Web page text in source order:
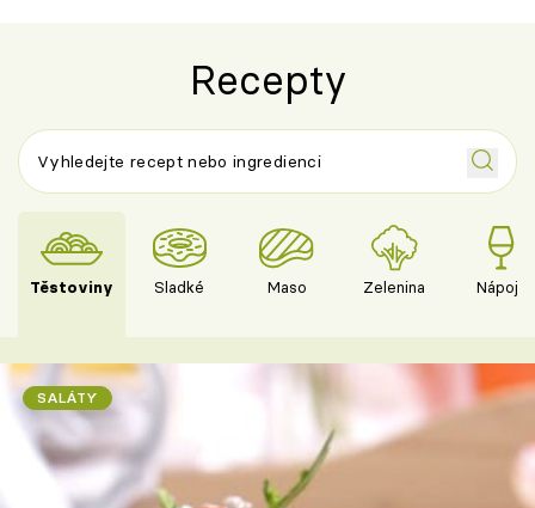
Recepty
Těstoviny Sladké Maso Zelenina Nápoje
SALÁTY